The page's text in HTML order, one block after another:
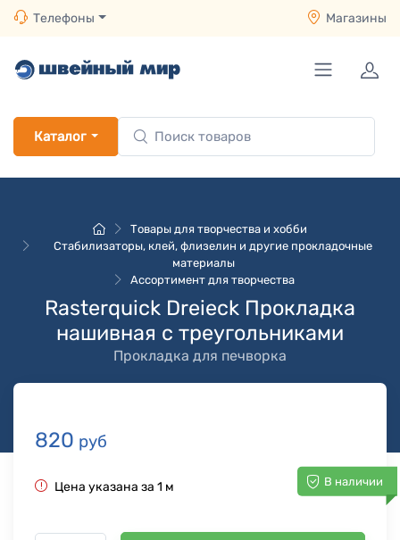
Телефоны Магазины
Каталог
Товары для творчества и хобби
Стабилизаторы, клей, флизелин и другие прокладочные
материалы
Ассортимент для творчества
Rasterquick Dreieck Прокладка
нашивная с треугольниками
Прокладка для печворка
820 руб
В наличии
Цена указана за 1 м